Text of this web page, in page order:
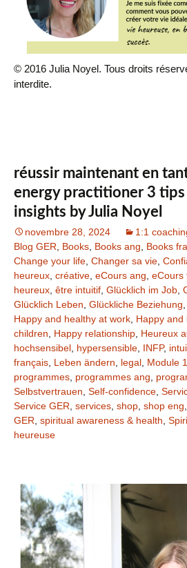
© 2016 Julia Noyel. Tous droits
interdite.
réussir maintenant en
energy practitioner 3
insights by Julia Noyel
novembre 28, 2024 1:1
Blog GER, Books, Books ang, Books
Change your life, Changer sa vie,
heureux, créative, eCours ang, eCours
heureux, être intuitif, Glücklich im Job,
Glücklich Leben, Glückliche Beziehung,
Happy and healthy at work, Happy and
children, Happy relationship, Heureux
hochsensibel, hypersensible, INFP,
français, Leben ändern, legal, Module 1
programmes, programmes ang,
Selbstvertrauen, Self-confidence,
Service GER, services, shop, shop eng,
GER, spiritual awareness & health,
heureuse